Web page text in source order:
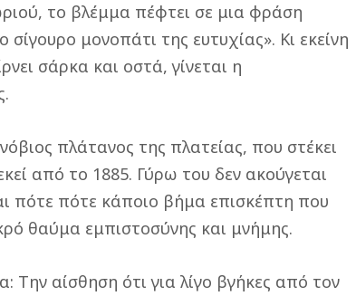
το βλέμμα πέφτει σε μια φράση
μονοπάτι της ευτυχίας». Κι εκείνη
σάρκα και οστά, γίνεται η
πλάτανος της πλατείας, που στέκει
από το 1885. Γύρω του δεν ακούγεται
πότε πότε κάποιο βήμα επισκέπτη που
θαύμα εμπιστοσύνης και μνήμης.
Την αίσθηση ότι για λίγο βγήκες από τον